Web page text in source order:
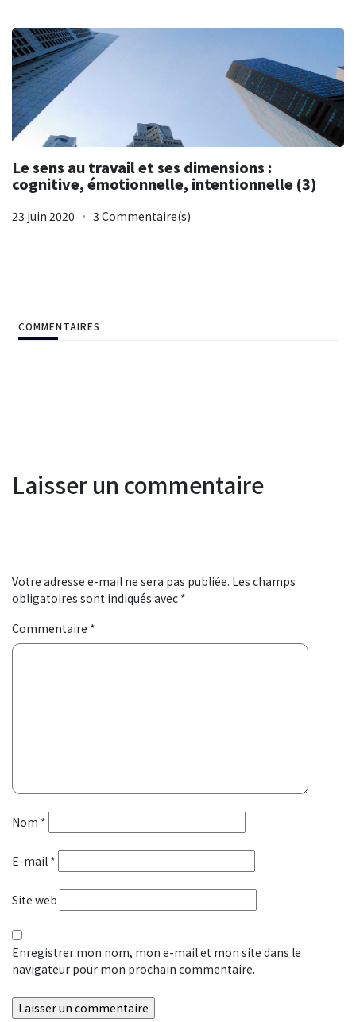
Le sens au travail et ses dimensions :
cognitive, émotionnelle, intentionnelle (3)
23 juin 2020 3 Commentaire(s)
COMMENTAIRES
Laisser un commentaire
Votre adresse e-mail ne sera pas publiée. Les champs
obligatoires sont indiqués avec *
Commentaire *
Nom *
E-mail *
Site web
Enregistrer mon nom, mon e-mail et mon site dans le
navigateur pour mon prochain commentaire.